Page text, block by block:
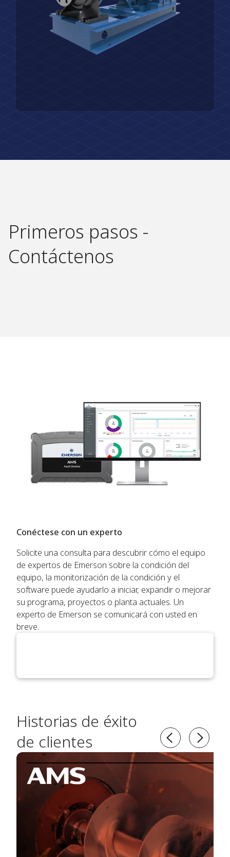
Primeros pasos -
Contáctenos
Conéctese con un experto
Solicite una consulta para descubrir cómo el equipo
de expertos de Emerson sobre la condición del
equipo, la monitorización de la condición y el
software puede ayudarlo a iniciar, expandir o mejorar
su programa, proyectos o planta actuales. Un
experto de Emerson se comunicará con usted en
breve.
Historias de éxito
de clientes